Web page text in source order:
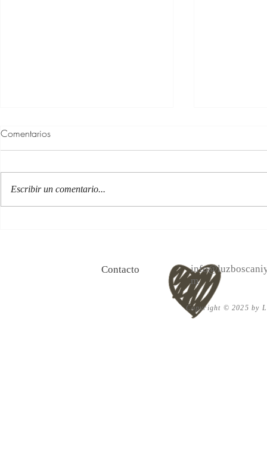
Comentarios
Escribir un comentario...
Contacto
m
Copyright © 2025 by